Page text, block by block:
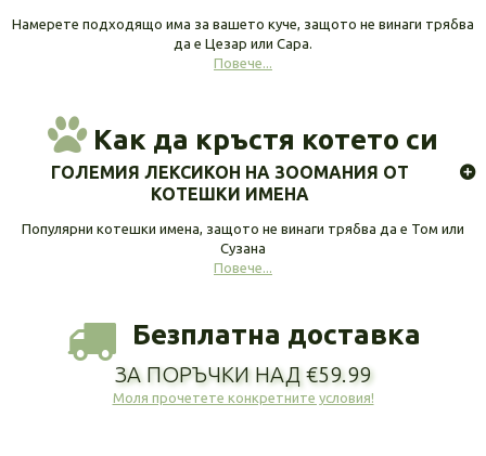
Намерете подходящо има за вашето куче, защото не винаги трябва
да е Цезар или Сара.
Повече...
Как да кръстя котето си
ГОЛЕМИЯ ЛЕКСИКОН НА ЗООМАНИЯ ОТ
КОТЕШКИ ИМЕНА
Популярни котешки имена, защото не винаги трябва да е Том или
Сузана
Повече...
Безплатна доставка
ЗА ПОРЪЧКИ НАД €59.99
Моля прочетете конкретните условия!